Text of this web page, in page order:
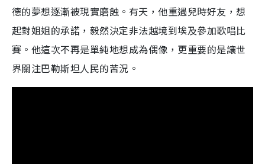
德的夢想逐漸被現實磨蝕。有天，他重遇兒時好友，想
起對姐姐的承諾，毅然決定非法越境到埃及參加歌唱比
賽。他這次不再是單純地想成為偶像，更重要的是讓世
界關注巴勒斯坦人民的苦況。